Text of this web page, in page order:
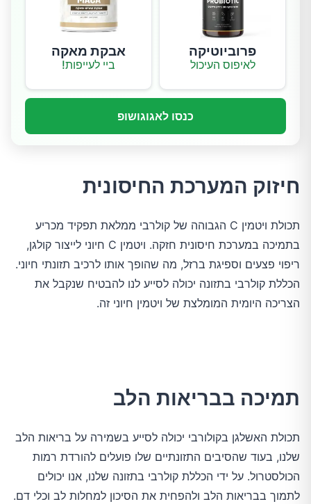
פרוביוטיקה
לאיפוס העיכול
אבקת מאקה
ביי לעייפות!
כנסו לאגוגושופ
חיזוק המערכת החיסונית
תכולת ויטמין C הגבוהה של קולרבי ממלאת תפקיד מכריע
בתמיכה במערכת חיסונית חזקה. ויטמין C חיוני לייצור קולגן,
ריפוי פצעים וספיגת ברזל, מה שהופך אותו לרכיב תזונתי חיוני.
הכללת קולרבי בתזונה יכולה לסייע לנו להבטיח שנקבל את
הצריכה היומית המומלצת של ויטמין חיוני זה.
תמיכה בבריאות הלב
תכולת האשלגן בקולורבי יכולה לסייע בשמירה על בריאות הלב
שלנו, בעוד שהסיבים התזונתיים שלו פועלים להורדת רמות
הכולסטרול. על ידי הכללת קולרבי בתזונה שלנו, אנו יכולים
לתמוך בבריאות הלב ולהפחית את הסיכון למחלות לב וכלי דם.